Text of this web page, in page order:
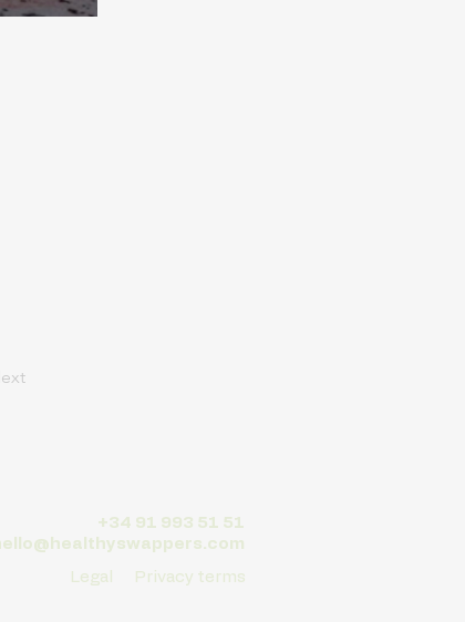
+34 91 993 51 51
Legal
Privacy terms